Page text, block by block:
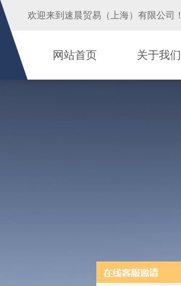
欢迎来到 速晨贸易（上海）有限公司 ！
网站首页 关于我们